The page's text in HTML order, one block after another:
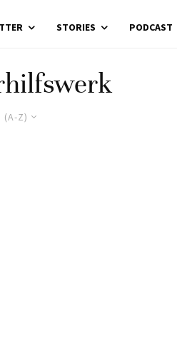
STORIES PODCAST
Z)